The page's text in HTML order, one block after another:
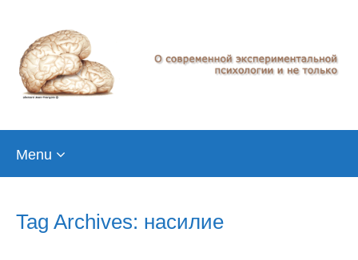
Menu
Tag Archives: насилие